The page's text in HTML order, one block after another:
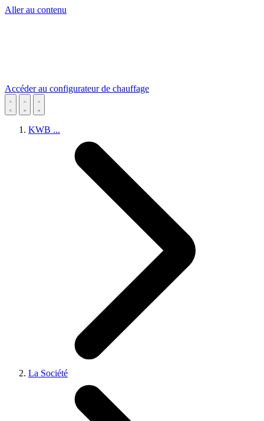
Aller au contenu
Accéder au configurateur de chauffage
KWB ...
La Société